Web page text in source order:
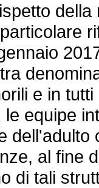
e in
equipe
al fine
di tali